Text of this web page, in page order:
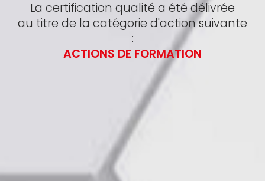
La certification qualité a été délivrée
au titre de la catégorie d'action suivante
:
ACTIONS DE FORMATION